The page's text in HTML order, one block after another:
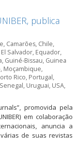
publica
, Camarões, Chile,
El Salvador, Equador,
, Guiné-Bissau, Guinea
, Moçambique,
Rico, Portugal,
Senegal, Uruguai, USA,
promovida pela
em colaboração
anuncia a
de suas revistas